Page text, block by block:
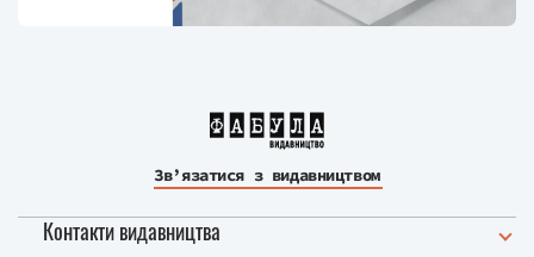
Зв’язатися з видавництвом
Контакти видавництва